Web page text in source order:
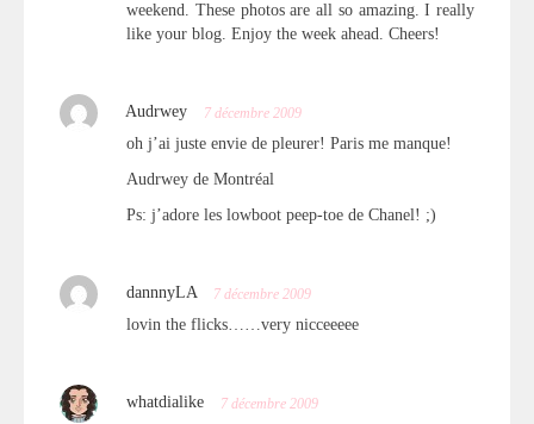
weekend. These photos are all so amazing. I really
like your blog. Enjoy the week ahead. Cheers!
Audrwey 7 décembre 2009
oh j’ai juste envie de pleurer! Paris me manque!
Audrwey de Montréal
Ps: j’adore les lowboot peep-toe de Chanel! ;)
dannnyLA 7 décembre 2009
lovin the flicks……very nicceeeee
whatdialike 7 décembre 2009